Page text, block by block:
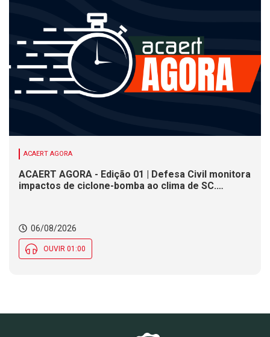
ACAERT AGORA
ACAERT AGORA - Edição 01 | Defesa Civil monitora
impactos de ciclone-bomba ao clima de SC.
seletivo nesta quinta (6)
06/08/2026
OUVIR 01:00